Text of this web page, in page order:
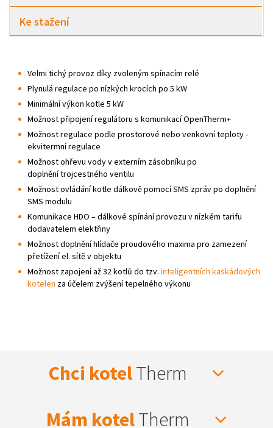
Ke stažení
Velmi tichý provoz díky zvoleným spínacím relé
Plynulá regulace po nízkých krocích po 5 kW
Minimální výkon kotle 5 kW
Možnost připojení regulátoru s komunikací OpenTherm+
Možnost regulace podle prostorové nebo venkovní teploty -
ekvitermní regulace
Možnost ohřevu vody v externím zásobníku po
doplnění trojcestného ventilu
Možnost ovládání kotle dálkově pomocí SMS zpráv po doplnění
SMS modulu
Komunikace HDO – dálkové spínání provozu v nízkém tarifu
dodavatelem elektřiny
Možnost doplnění hlídače proudového maxima pro zamezení
přetížení el. sítě v objektu
Možnost zapojení až 32 kotlů do tzv. inteligentních kaskádových
kotelen za účelem zvýšení tepelného výkonu
Chci kotelTherm
Mám kotelTherm